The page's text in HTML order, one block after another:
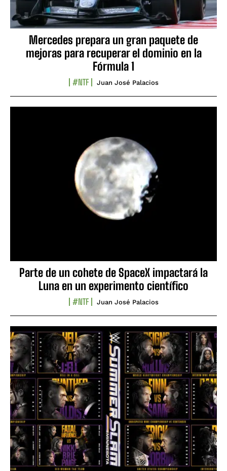
Mercedes prepara un gran paquete de
mejoras para recuperar el dominio en la
Fórmula 1
#NTF Juan José Palacios
Parte de un cohete de SpaceX impactará la
Luna en un experimento científico
#NTF Juan José Palacios